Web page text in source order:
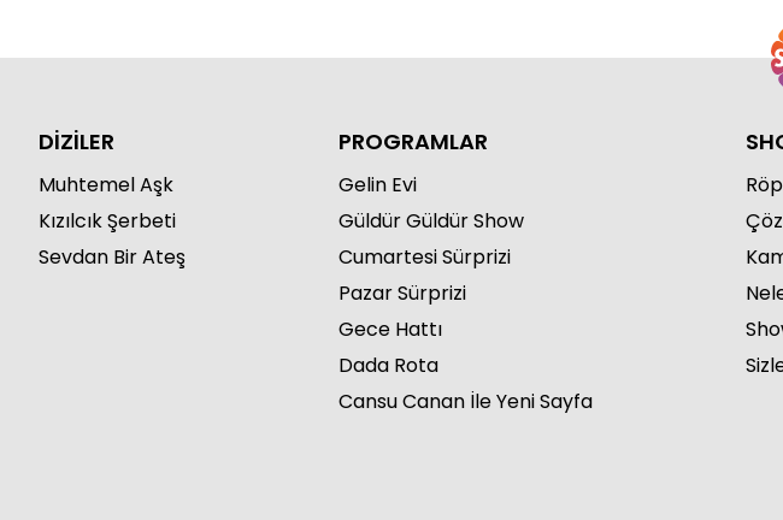
DİZİLER
Muhtemel Aşk
Kızılcık Şerbeti
Sevdan Bir Ateş
PROGRAMLAR
Gelin Evi
Güldür Güldür Show
Cumartesi Sürprizi
Pazar Sürprizi
Gece Hattı
Dada Rota
Cansu Canan İle Yeni Sayfa